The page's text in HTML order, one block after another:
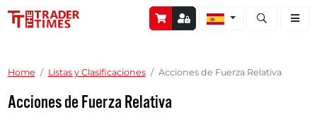
Abrir
Home Listas y Clasificaciones Acciones de Fuerza Relativa
Acciones de Fuerza Relativa